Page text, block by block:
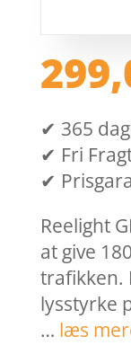
✔ 365
✔ Fri
✔
Reelight
at give
trafikken.
lysstyrke
… læs